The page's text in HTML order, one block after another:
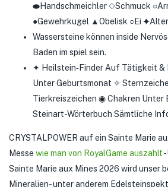
⬬Handschmeichler ◇Schmuck
●Gewehrkugel ▲Obelisk ○Ei
Wassersteine können inside
Baden im spiel sein.
✦ Heilstein‑Finder Auf Tätigkeit &
Unter Geburtsmonat ✧
Tierkreiszeichen ◉ Chakren Unter
Steinart-Wörterbuch Sämtliche
CRYSTALPOWER auf ein Sainte Marie
Messe wie man von RoyalGame auszahlt
Sainte Marie aux Mines 2026 wird unser
Mineralien- unter anderem